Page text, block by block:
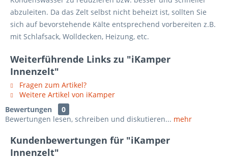
abzuleiten. Da das Zelt selbst nicht beheizt ist, sollten Sie
sich auf bevorstehende Kälte entsprechend vorbereiten z.B.
mit Schlafsack, Wolldecken, Heizung, etc.
Weiterführende Links zu "iKamper
Innenzelt"
Fragen zum Artikel?
Weitere Artikel von iKamper
Bewertungen
0
Bewertungen lesen, schreiben und diskutieren... mehr
Kundenbewertungen für "iKamper
Innenzelt"